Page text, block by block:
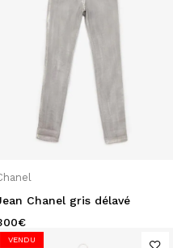
Chanel gris délavé
€
VENDU